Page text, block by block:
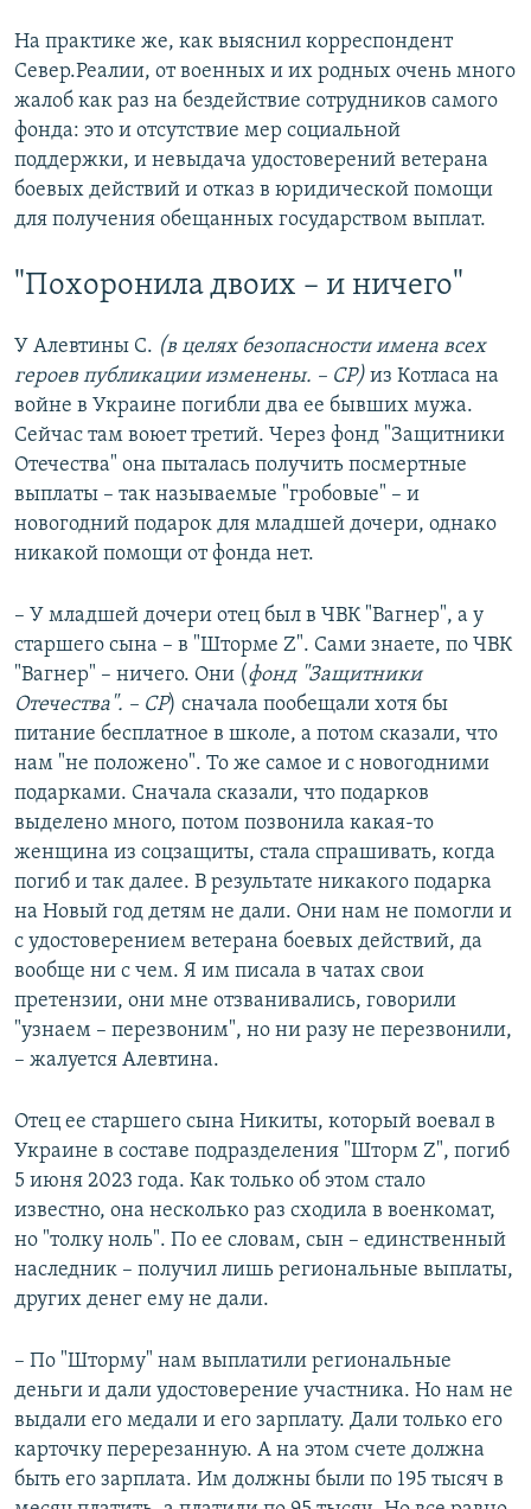
На практике же, как выяснил корреспондент
Север.Реалии, от военных и их родных очень много
жалоб как раз на бездействие сотрудников самого
фонда: это и отсутствие мер социальной
поддержки, и невыдача удостоверений ветерана
боевых действий и отказ в юридической помощи
для получения обещанных государством выплат.
"Похоронила двоих – и ничего"
У Алевтины С. (в целях безопасности имена всех
героев публикации изменены. – СР) из Котласа на
войне в Украине погибли два ее бывших мужа.
Сейчас там воюет третий. Через фонд "Защитники
Отечества" она пыталась получить посмертные
выплаты – так называемые "гробовые" – и
новогодний подарок для младшей дочери, однако
никакой помощи от фонда нет.
– У младшей дочери отец был в ЧВК "Вагнер", а у
старшего сына – в "Шторме Z". Сами знаете, по ЧВК
"Вагнер" – ничего. Они (фонд "Защитники
Отечества". – СР) сначала пообещали хотя бы
питание бесплатное в школе, а потом сказали, что
нам "не положено". То же самое и с новогодними
подарками. Сначала сказали, что подарков
выделено много, потом позвонила какая-то
женщина из соцзащиты, стала спрашивать, когда
погиб и так далее. В результате никакого подарка
на Новый год детям не дали. Они нам не помогли и
с удостоверением ветерана боевых действий, да
вообще ни с чем. Я им писала в чатах свои
претензии, они мне отзванивались, говорили
"узнаем – перезвоним", но ни разу не перезвонили,
– жалуется Алевтина.
Отец ее старшего сына Никиты, который воевал в
Украине в составе подразделения "Шторм Z", погиб
5 июня 2023 года. Как только об этом стало
известно, она несколько раз сходила в военкомат,
но "толку ноль". По ее словам, сын – единственный
наследник – получил лишь региональные выплаты,
других денег ему не дали.
– По "Шторму" нам выплатили региональные
деньги и дали удостоверение участника. Но нам не
выдали его медали и его зарплату. Дали только его
карточку перерезанную. А на этом счете должна
быть его зарплата. Им должны были по 195 тысяч в